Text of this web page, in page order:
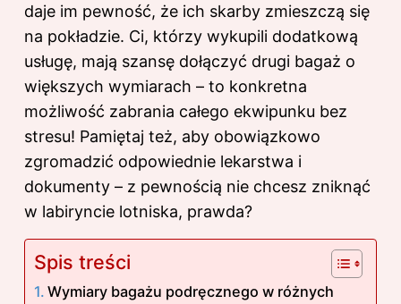
daje im pewność, że ich skarby zmieszczą się
na pokładzie. Ci, którzy wykupili dodatkową
usługę, mają szansę dołączyć drugi bagaż o
większych wymiarach – to konkretna
możliwość zabrania całego ekwipunku bez
stresu! Pamiętaj też, aby obowiązkowo
zgromadzić odpowiednie lekarstwa i
dokumenty – z pewnością nie chcesz zniknąć
w labiryncie lotniska, prawda?
Spis treści
Wymiary bagażu podręcznego w różnych